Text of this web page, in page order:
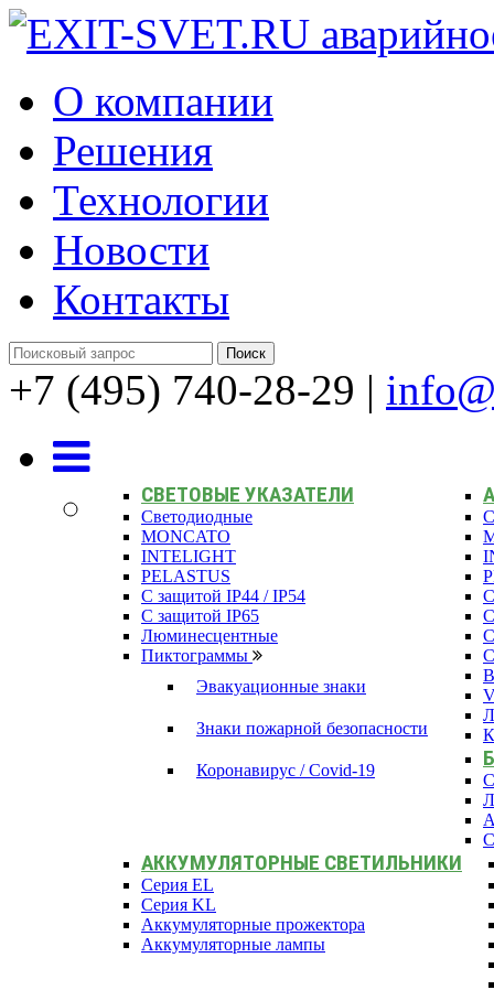
О компании
Решения
Технологии
Новости
Контакты
+7 (495) 740-28-29 |
СВЕТОВЫЕ УКАЗАТЕЛИ
Светодиодные
MONCATO
INTELIGHT
PELASTUS
С защитой IP44 / IP54
С защитой IP65
Люминесцентные
Пиктограммы
Эвакуационные знаки
Знаки пожарной безопасности
Коронавирус / Covid-19
АККУМУЛЯТОРНЫЕ СВЕТИЛЬНИКИ
Серия EL
Серия KL
Аккумуляторные прожектора
Аккумуляторные лампы